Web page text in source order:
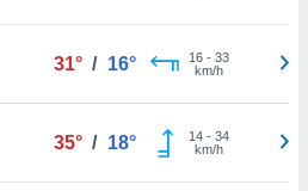
31° / 16° 16- 33
km/h
35° / 18° 14- 34
km/h